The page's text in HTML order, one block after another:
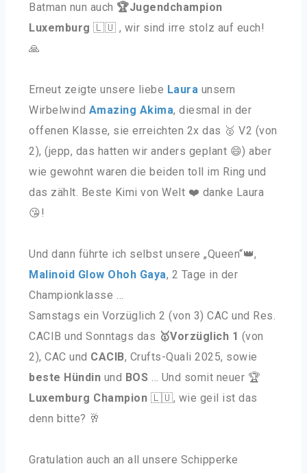
Batman nun auch 🏆Jugendchampion
Luxemburg 🇱🇺 , wir sind irre stolz auf euch!
🙏
Erneut zeigte unsere liebe Laura unsern
Wirbelwind Amazing Akima, diesmal in der
offenen Klasse, sie erreichten 2x das 🥈 V2 (von
2), (jepp, das hatten wir anders geplant 😄) aber
wie gewohnt waren die beiden toll im Ring und
das zählt. Beste Kimi von Welt ❤️ danke Laura
😘!
Und dann führte ich selbst unsere „Queen“👑,
Malinoid Glow Ohoh Gaya, 2 Tage in der
Championklasse …
Samstags ein Vorzüglich 2 (von 3) CAC und Res.
CACIB und Sonntags das 🥇Vorzüglich 1 (von
2), CAC und CACIB, Crufts-Quali 2025, sowie
beste Hündin und BOS … Und somit neuer 🏆
Luxemburg Champion 🇱🇺, wie geil ist das
denn bitte? 🥂
Gratulation auch an all unsere Schipperke